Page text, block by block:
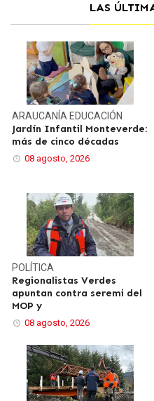
LAS
ARAUCANÍA EDUCACIÓN
Jardín Infantil Monteverde:
más de cinco décadas
08 agosto, 2026
POLÍTICA
Regionalistas Verdes
apuntan contra seremi del
MOP y
08 agosto, 2026